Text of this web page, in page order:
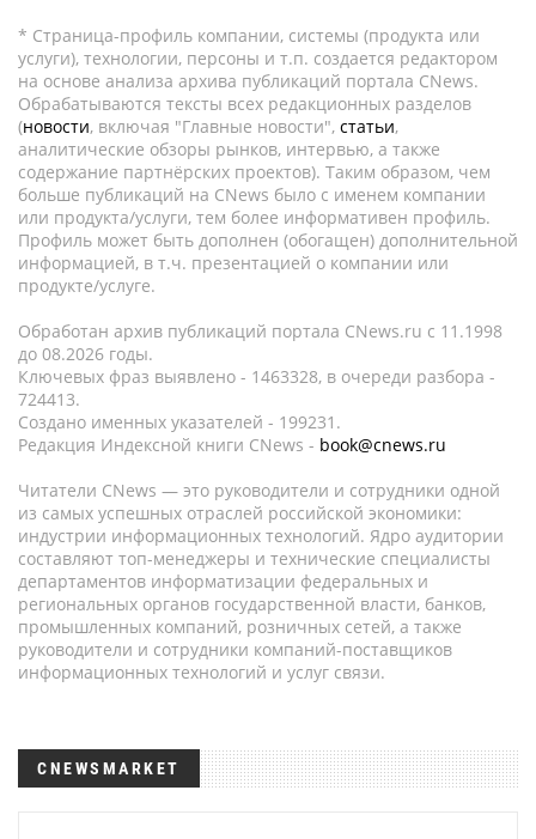
* Страница-профиль компании, системы (продукта или
услуги), технологии, персоны и т.п. создается редактором
на основе анализа архива публикаций портала CNews.
Обрабатываются тексты всех редакционных разделов
(новости, включая "Главные новости", статьи,
аналитические обзоры рынков, интервью, а также
содержание партнёрских проектов). Таким образом, чем
больше публикаций на CNews было с именем компании
или продукта/услуги, тем более информативен профиль.
Профиль может быть дополнен (обогащен) дополнительной
информацией, в т.ч. презентацией о компании или
продукте/услуге.
Обработан архив публикаций портала CNews.ru c 11.1998
до 08.2026 годы.
Ключевых фраз выявлено - 1463328, в очереди разбора -
724413.
Создано именных указателей - 199231.
Редакция Индексной книги CNews - book@cnews.ru
Читатели CNews — это руководители и сотрудники одной
из самых успешных отраслей российской экономики:
индустрии информационных технологий. Ядро аудитории
составляют топ-менеджеры и технические специалисты
департаментов информатизации федеральных и
региональных органов государственной власти, банков,
промышленных компаний, розничных сетей, а также
руководители и сотрудники компаний-поставщиков
информационных технологий и услуг связи.
CNEWSMARKET